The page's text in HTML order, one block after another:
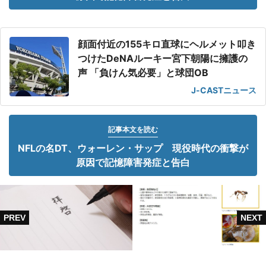
顔面付近の155キロ直球にヘルメット叩き
つけたDeNAルーキー宮下朝陽に擁護の
声 「負けん気必要」と球団OB
J-CASTニュース
記事本文を読む
NFLの名DT、ウォーレン・サップ 現役時代の衝撃が
原因で記憶障害発症と告白